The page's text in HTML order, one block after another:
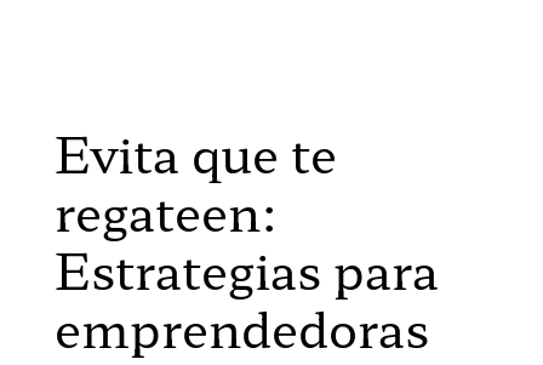
Evita que te
regateen:
Estrategias para
emprendedoras